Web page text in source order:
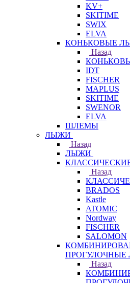
KV+
SKITIME
SWIX
ELVA
КОНЬКОВЫЕ
Назад
IDT
FISCHER
MAPLUS
SKITIME
SWENOR
ELVA
ШЛЕМЫ
ЛЫЖИ
Назад
ЛЫЖИ
Назад
BRADOS
Kastle
ATOMIC
Nordway
FISCHER
SALOMON
Назад